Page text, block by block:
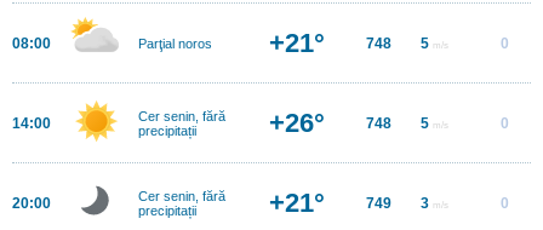
08:00 Parţial noros +21° 748 5 m/s 0
14:00
Cer senin, fără
precipitații
+26° 748 5 m/s 0
20:00
Cer senin, fără
precipitații
+21° 749 3 m/s 0